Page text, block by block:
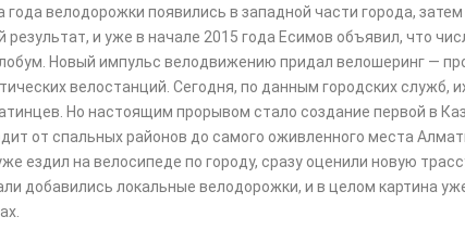
года велодорожки появились в западной части города,
результат, и уже в начале 2015 года Есимов объявил, что
Новый импульс велодвижению придал велошеринг —
велостанций. Сегодня, по данным городских служб,
Но настоящим прорывом стало создание первой в
от спальных районов до самого оживленного места
ездил на велосипеде по городу, сразу оценили новую
добавились локальные велодорожки, и в целом картина